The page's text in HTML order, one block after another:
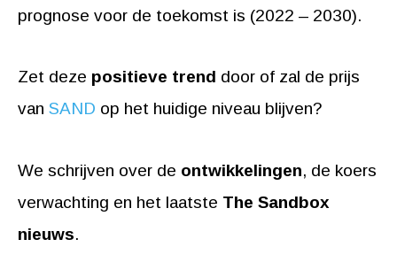
prognose voor de toekomst is (2022 – 2030).
Zet deze positieve trend door of zal de prijs
van SAND op het huidige niveau blijven?
We schrijven over de ontwikkelingen, de koers
verwachting en het laatste The Sandbox
nieuws.